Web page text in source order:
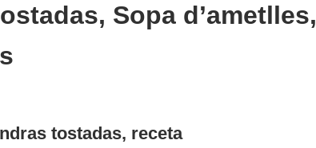
Sopa d’ametlles,
tostadas, receta